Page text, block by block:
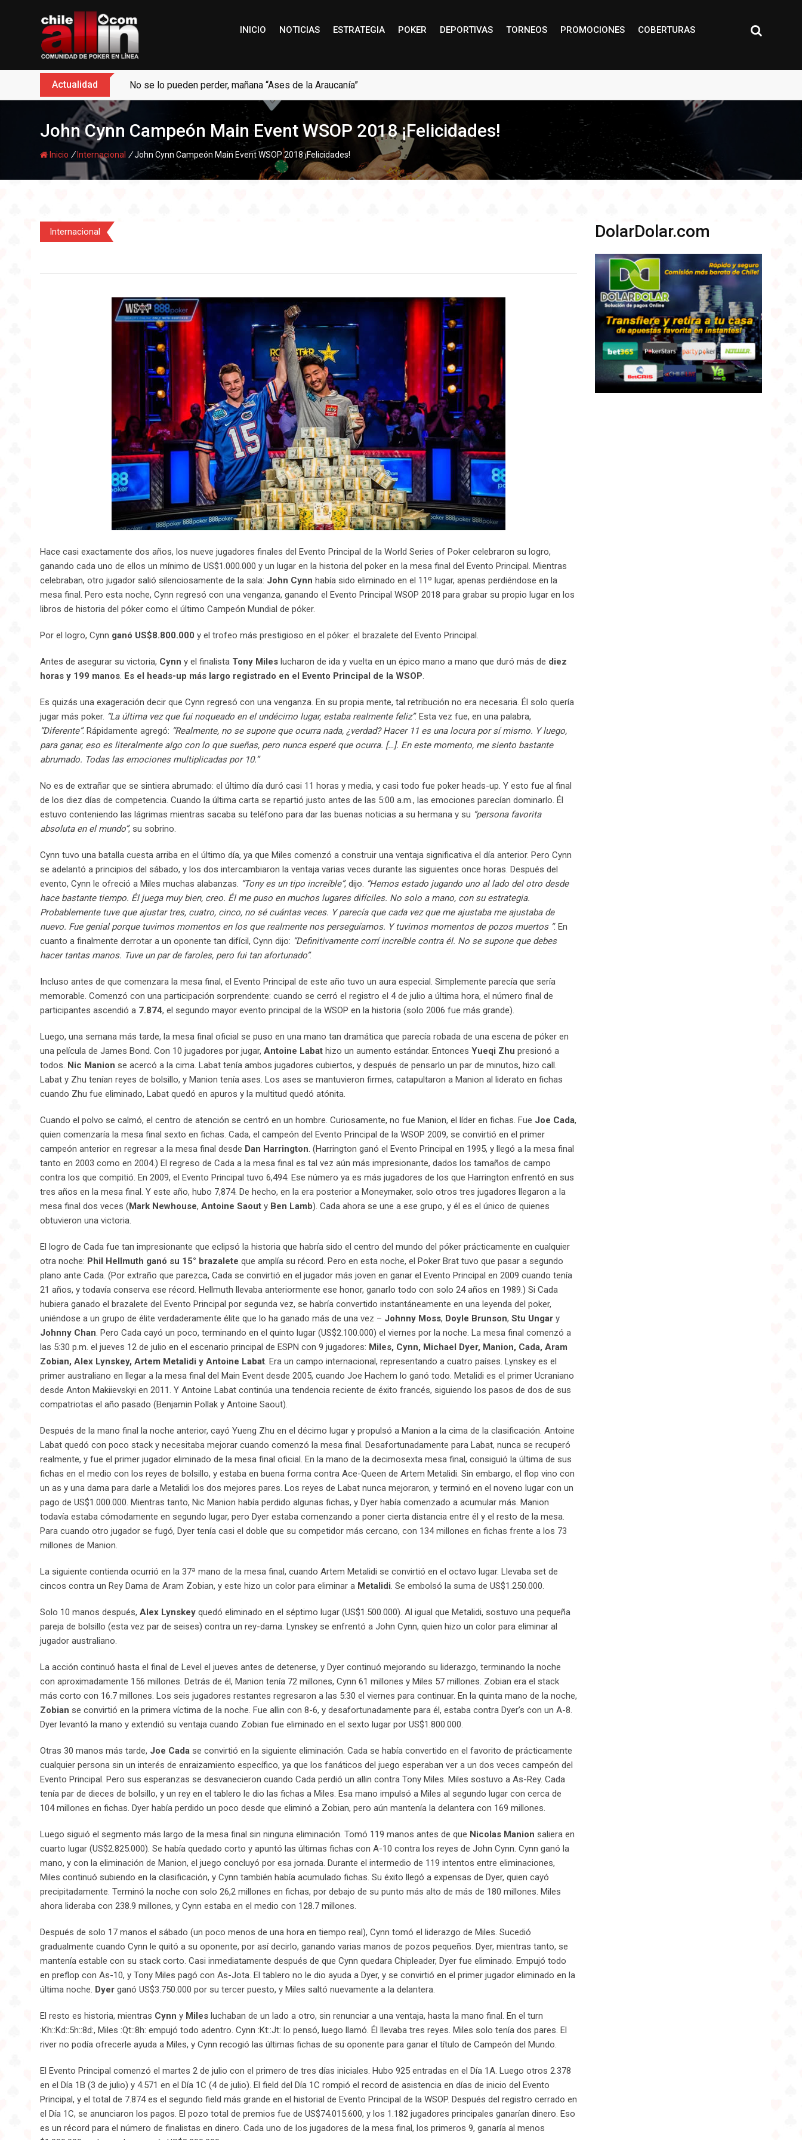
INICIO NOTICIAS ESTRATEGIA POKER DEPORTIVAS TORNEOS PROMOCIONES COBERTURAS
Actualidad No se lo pueden perder, mañana “Ases de la Araucanía”
John Cynn Campeón Main Event WSOP 2018 ¡Felicidades!
Inicio / Internacional /John Cynn Campeón Main Event WSOP 2018 ¡Felicidades!
Internacional
Hace casi exactamente dos años, los nueve jugadores finales del Evento Principal de la World Series of Poker celebraron su logro,
ganando cada uno de ellos un mínimo de US$1.000.000 y un lugar en la historia del poker en la mesa final del Evento Principal. Mientras
celebraban, otro jugador salió silenciosamente de la sala: John Cynn había sido eliminado en el 11º lugar, apenas perdiéndose en la
mesa final. Pero esta noche, Cynn regresó con una venganza, ganando el Evento Principal WSOP 2018 para grabar su propio lugar en los
libros de historia del póker como el último Campeón Mundial de póker.
Por el logro, Cynn ganó US$8.800.000 y el trofeo más prestigioso en el póker: el brazalete del Evento Principal.
Antes de asegurar su victoria, Cynn y el finalista Tony Miles lucharon de ida y vuelta en un épico mano a mano que duró más de diez
horas y 199 manos. Es el heads-up más largo registrado en el Evento Principal de la WSOP.
Es quizás una exageración decir que Cynn regresó con una venganza. En su propia mente, tal retribución no era necesaria. Él solo quería
jugar más poker. “La última vez que fui noqueado en el undécimo lugar, estaba realmente feliz”. Esta vez fue, en una palabra,
“Diferente”. Rápidamente agregó: “Realmente, no se supone que ocurra nada, ¿verdad? Hacer 11 es una locura por sí mismo. Y luego,
para ganar, eso es literalmente algo con lo que sueñas, pero nunca esperé que ocurra. […]. En este momento, me siento bastante
abrumado. Todas las emociones multiplicadas por 10.”
No es de extrañar que se sintiera abrumado: el último día duró casi 11 horas y media, y casi todo fue poker heads-up. Y esto fue al final
de los diez días de competencia. Cuando la última carta se repartió justo antes de las 5:00 a.m., las emociones parecían dominarlo. Él
estuvo conteniendo las lágrimas mientras sacaba su teléfono para dar las buenas noticias a su hermana y su “persona favorita
absoluta en el mundo”, su sobrino.
Cynn tuvo una batalla cuesta arriba en el último día, ya que Miles comenzó a construir una ventaja significativa el día anterior. Pero Cynn
se adelantó a principios del sábado, y los dos intercambiaron la ventaja varias veces durante las siguientes once horas. Después del
evento, Cynn le ofreció a Miles muchas alabanzas. “Tony es un tipo increíble”, dijo. “Hemos estado jugando uno al lado del otro desde
hace bastante tiempo. Él juega muy bien, creo. Él me puso en muchos lugares difíciles. No solo a mano, con su estrategia.
Probablemente tuve que ajustar tres, cuatro, cinco, no sé cuántas veces. Y parecía que cada vez que me ajustaba me ajustaba de
nuevo. Fue genial porque tuvimos momentos en los que realmente nos perseguíamos. Y tuvimos momentos de pozos muertos “. En
cuanto a finalmente derrotar a un oponente tan difícil, Cynn dijo: “Definitivamente corrí increíble contra él. No se supone que debes
hacer tantas manos. Tuve un par de faroles, pero fui tan afortunado”.
Incluso antes de que comenzara la mesa final, el Evento Principal de este año tuvo un aura especial. Simplemente parecía que sería
memorable. Comenzó con una participación sorprendente: cuando se cerró el registro el 4 de julio a última hora, el número final de
participantes ascendió a 7.874, el segundo mayor evento principal de la WSOP en la historia (solo 2006 fue más grande).
Luego, una semana más tarde, la mesa final oficial se puso en una mano tan dramática que parecía robada de una escena de póker en
una película de James Bond. Con 10 jugadores por jugar, Antoine Labat hizo un aumento estándar. Entonces Yueqi Zhu presionó a
todos. Nic Manion se acercó a la cima. Labat tenía ambos jugadores cubiertos, y después de pensarlo un par de minutos, hizo call.
Labat y Zhu tenían reyes de bolsillo, y Manion tenía ases. Los ases se mantuvieron firmes, catapultaron a Manion al liderato en fichas
cuando Zhu fue eliminado, Labat quedó en apuros y la multitud quedó atónita.
Cuando el polvo se calmó, el centro de atención se centró en un hombre. Curiosamente, no fue Manion, el líder en fichas. Fue Joe Cada,
quien comenzaría la mesa final sexto en fichas. Cada, el campeón del Evento Principal de la WSOP 2009, se convirtió en el primer
campeón anterior en regresar a la mesa final desde Dan Harrington. (Harrington ganó el Evento Principal en 1995, y llegó a la mesa final
tanto en 2003 como en 2004.) El regreso de Cada a la mesa final es tal vez aún más impresionante, dados los tamaños de campo
contra los que compitió. En 2009, el Evento Principal tuvo 6,494. Ese número ya es más jugadores de los que Harrington enfrentó en sus
tres años en la mesa final. Y este año, hubo 7,874. De hecho, en la era posterior a Moneymaker, solo otros tres jugadores llegaron a la
mesa final dos veces (Mark Newhouse, Antoine Saout y Ben Lamb). Cada ahora se une a ese grupo, y él es el único de quienes
obtuvieron una victoria.
El logro de Cada fue tan impresionante que eclipsó la historia que habría sido el centro del mundo del póker prácticamente en cualquier
otra noche: Phil Hellmuth ganó su 15° brazalete que amplía su récord. Pero en esta noche, el Poker Brat tuvo que pasar a segundo
plano ante Cada. (Por extraño que parezca, Cada se convirtió en el jugador más joven en ganar el Evento Principal en 2009 cuando tenía
21 años, y todavía conserva ese récord. Hellmuth llevaba anteriormente ese honor, ganarlo todo con solo 24 años en 1989.) Si Cada
hubiera ganado el brazalete del Evento Principal por segunda vez, se habría convertido instantáneamente en una leyenda del poker,
uniéndose a un grupo de élite verdaderamente élite que lo ha ganado más de una vez – Johnny Moss, Doyle Brunson, Stu Ungar y
Johnny Chan. Pero Cada cayó un poco, terminando en el quinto lugar (US$2.100.000) el viernes por la noche. La mesa final comenzó a
las 5:30 p.m. el jueves 12 de julio en el escenario principal de ESPN con 9 jugadores: Miles, Cynn, Michael Dyer, Manion, Cada, Aram
Zobian, Alex Lynskey, Artem Metalidi y Antoine Labat. Era un campo internacional, representando a cuatro países. Lynskey es el
primer australiano en llegar a la mesa final del Main Event desde 2005, cuando Joe Hachem lo ganó todo. Metalidi es el primer Ucraniano
desde Anton Makiievskyi en 2011. Y Antoine Labat continúa una tendencia reciente de éxito francés, siguiendo los pasos de dos de sus
compatriotas el año pasado (Benjamin Pollak y Antoine Saout).
Después de la mano final la noche anterior, cayó Yueng Zhu en el décimo lugar y propulsó a Manion a la cima de la clasificación. Antoine
Labat quedó con poco stack y necesitaba mejorar cuando comenzó la mesa final. Desafortunadamente para Labat, nunca se recuperó
realmente, y fue el primer jugador eliminado de la mesa final oficial. En la mano de la decimosexta mesa final, consiguió la última de sus
fichas en el medio con los reyes de bolsillo, y estaba en buena forma contra Ace-Queen de Artem Metalidi. Sin embargo, el flop vino con
un as y una dama para darle a Metalidi los dos mejores pares. Los reyes de Labat nunca mejoraron, y terminó en el noveno lugar con un
pago de US$1.000.000. Mientras tanto, Nic Manion había perdido algunas fichas, y Dyer había comenzado a acumular más. Manion
todavía estaba cómodamente en segundo lugar, pero Dyer estaba comenzando a poner cierta distancia entre él y el resto de la mesa.
Para cuando otro jugador se fugó, Dyer tenía casi el doble que su competidor más cercano, con 134 millones en fichas frente a los 73
millones de Manion.
La siguiente contienda ocurrió en la 37ª mano de la mesa final, cuando Artem Metalidi se convirtió en el octavo lugar. Llevaba set de
cincos contra un Rey Dama de Aram Zobian, y este hizo un color para eliminar a Metalidi. Se embolsó la suma de US$1.250.000.
Solo 10 manos después, Alex Lynskey quedó eliminado en el séptimo lugar (US$1.500.000). Al igual que Metalidi, sostuvo una pequeña
pareja de bolsillo (esta vez par de seises) contra un rey-dama. Lynskey se enfrentó a John Cynn, quien hizo un color para eliminar al
jugador australiano.
La acción continuó hasta el final de Level el jueves antes de detenerse, y Dyer continuó mejorando su liderazgo, terminando la noche
con aproximadamente 156 millones. Detrás de él, Manion tenía 72 millones, Cynn 61 millones y Miles 57 millones. Zobian era el stack
más corto con 16.7 millones. Los seis jugadores restantes regresaron a las 5:30 el viernes para continuar. En la quinta mano de la noche,
Zobian se convirtió en la primera víctima de la noche. Fue allin con 8-6, y desafortunadamente para él, estaba contra Dyer’s con un A-8.
Dyer levantó la mano y extendió su ventaja cuando Zobian fue eliminado en el sexto lugar por US$1.800.000.
Otras 30 manos más tarde, Joe Cada se convirtió en la siguiente eliminación. Cada se había convertido en el favorito de prácticamente
cualquier persona sin un interés de enraizamiento específico, ya que los fanáticos del juego esperaban ver a un dos veces campeón del
Evento Principal. Pero sus esperanzas se desvanecieron cuando Cada perdió un allin contra Tony Miles. Miles sostuvo a As-Rey. Cada
tenía par de dieces de bolsillo, y un rey en el tablero le dio las fichas a Miles. Esa mano impulsó a Miles al segundo lugar con cerca de
104 millones en fichas. Dyer había perdido un poco desde que eliminó a Zobian, pero aún mantenía la delantera con 169 millones.
Luego siguió el segmento más largo de la mesa final sin ninguna eliminación. Tomó 119 manos antes de que Nicolas Manion saliera en
cuarto lugar (US$2.825.000). Se había quedado corto y apuntó las últimas fichas con A-10 contra los reyes de John Cynn. Cynn ganó la
mano, y con la eliminación de Manion, el juego concluyó por esa jornada. Durante el intermedio de 119 intentos entre eliminaciones,
Miles continuó subiendo en la clasificación, y Cynn también había acumulado fichas. Su éxito llegó a expensas de Dyer, quien cayó
precipitadamente. Terminó la noche con solo 26,2 millones en fichas, por debajo de su punto más alto de más de 180 millones. Miles
ahora lideraba con 238.9 millones, y Cynn estaba en el medio con 128.7 millones.
Después de solo 17 manos el sábado (un poco menos de una hora en tiempo real), Cynn tomó el liderazgo de Miles. Sucedió
gradualmente cuando Cynn le quitó a su oponente, por así decirlo, ganando varias manos de pozos pequeños. Dyer, mientras tanto, se
mantenía estable con su stack corto. Casi inmediatamente después de que Cynn quedara Chipleader, Dyer fue eliminado. Empujó todo
en preflop con As-10, y Tony Miles pagó con As-Jota. El tablero no le dio ayuda a Dyer, y se convirtió en el primer jugador eliminado en la
última noche. Dyer ganó US$3.750.000 por su tercer puesto, y Miles saltó nuevamente a la delantera.
El resto es historia, mientras Cynn y Miles luchaban de un lado a otro, sin renunciar a una ventaja, hasta la mano final. En el turn
:Kh::Kd::5h::8d:, Miles :Qt::8h: empujó todo adentro. Cynn :Kt::Jt: lo pensó, luego llamó. Él llevaba tres reyes. Miles solo tenía dos pares. El
river no podía ofrecerle ayuda a Miles, y Cynn recogió las últimas fichas de su oponente para ganar el título de Campeón del Mundo.
El Evento Principal comenzó el martes 2 de julio con el primero de tres días iniciales. Hubo 925 entradas en el Día 1A. Luego otros 2.378
en el Día 1B (3 de julio) y 4.571 en el Día 1C (4 de julio). El field del Día 1C rompió el record de asistencia en días de inicio del Evento
Principal, y el total de 7.874 es el segundo field más grande en el historial de Evento Principal de la WSOP. Después del registro cerrado en
el Día 1C, se anunciaron los pagos. El pozo total de premios fue de US$74.015.600, y los 1.182 jugadores principales ganarían dinero. Eso
es un récord para el número de finalistas en dinero. Cada uno de los jugadores de la mesa final, los primeros 9, ganaría al menos
DolarDolar.com